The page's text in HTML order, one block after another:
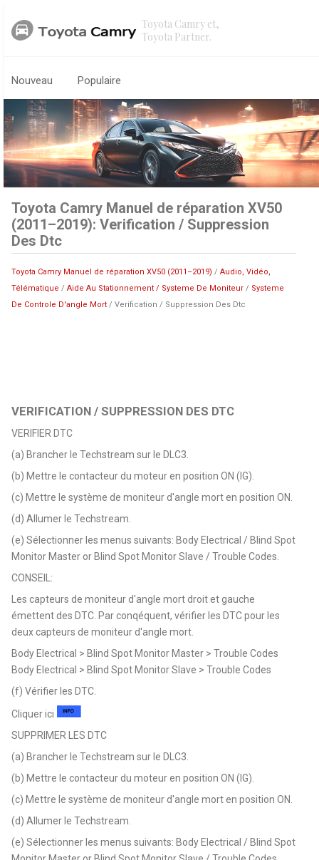
Toyota Camry et,
Toyota Partner.
Nouveau Populaire
Toyota Camry Manuel de réparation XV50
(2011–2019): Verification / Suppression
Des Dtc
Toyota Camry Manuel de réparation XV50 (2011–2019) /Audio, Vidéo,
Télématique /Aide Au Stationnement / Systeme De Moniteur / Systeme
De Controle D'angle Mort / Verification / Suppression Des Dtc
VERIFICATION / SUPPRESSION DES DTC
VERIFIER DTC
(a) Brancher le Techstream sur le DLC3.
(b) Mettre le contacteur du moteur en position ON (IG).
(c) Mettre le système de moniteur d'angle mort en position ON.
(d) Allumer le Techstream.
(e) Sélectionner les menus suivants: Body Electrical / Blind Spot
Monitor Master or Blind Spot Monitor Slave / Trouble Codes.
CONSEIL:
Les capteurs de moniteur d'angle mort droit et gauche
émettent des DTC. Par conqéquent, vérifier les DTC pour les
deux capteurs de moniteur d'angle mort.
Body Electrical > Blind Spot Monitor Master > Trouble Codes
Body Electrical > Blind Spot Monitor Slave > Trouble Codes
(f) Vérifier les DTC.
Cliquer ici
SUPPRIMER LES DTC
(a) Brancher le Techstream sur le DLC3.
(b) Mettre le contacteur du moteur en position ON (IG).
(c) Mettre le système de moniteur d'angle mort en position ON.
(d) Allumer le Techstream.
(e) Sélectionner les menus suivants: Body Electrical / Blind Spot